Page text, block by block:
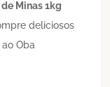
de Minas 1kg
deliciosos
Oba